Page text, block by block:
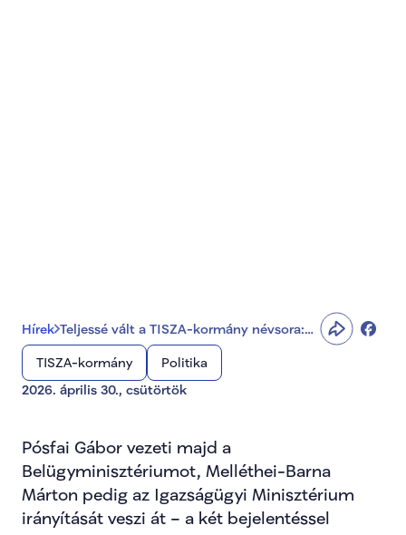
Hírek Teljessé vált a TISZA-kormány névsora:
újabb két kulcstárca élére nevezett meg
minisztereket Magyar Péter
TISZA-kormány
Politika
2026. április 30., csütörtök
Pósfai Gábor vezeti majd a
Belügyminisztériumot, Melléthei-Barna
Márton pedig az Igazságügyi Minisztérium
irányítását veszi át – a két bejelentéssel